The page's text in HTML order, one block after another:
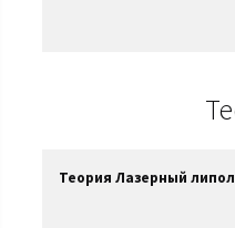
Теория Лазерный